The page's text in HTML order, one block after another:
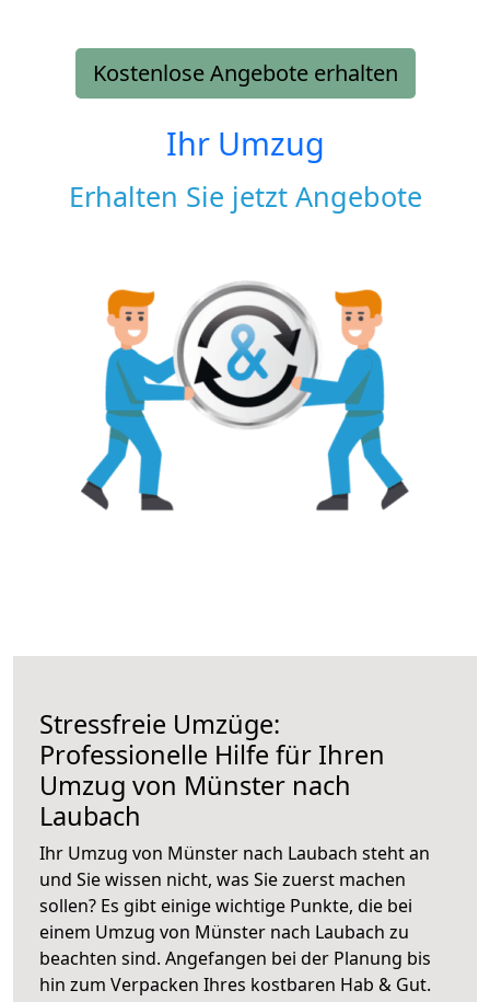
Kostenlose Angebote erhalten
Ihr Umzug
Erhalten Sie jetzt Angebote
Stressfreie Umzüge:
Professionelle Hilfe für Ihren
Umzug von Münster nach
Laubach
Ihr Umzug von Münster nach Laubach steht an
und Sie wissen nicht, was Sie zuerst machen
sollen? Es gibt einige wichtige Punkte, die bei
einem Umzug von Münster nach Laubach zu
beachten sind. Angefangen bei der Planung bis
hin zum Verpacken Ihres kostbaren Hab & Gut.